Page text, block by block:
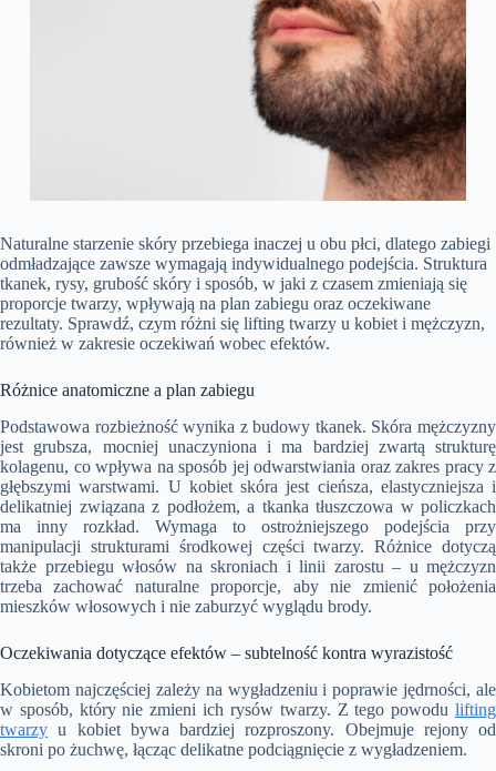
Naturalne starzenie skóry przebiega inaczej u obu płci, dlatego zabiegi
odmładzające zawsze wymagają indywidualnego podejścia. Struktura
tkanek, rysy, grubość skóry i sposób, w jaki z czasem zmieniają się
proporcje twarzy, wpływają na plan zabiegu oraz oczekiwane
rezultaty. Sprawdź, czym różni się lifting twarzy u kobiet i mężczyzn,
również w zakresie oczekiwań wobec efektów.
Różnice anatomiczne a plan zabiegu
Podstawowa rozbieżność wynika z budowy tkanek. Skóra mężczyzny
jest grubsza, mocniej unaczyniona i ma bardziej zwartą strukturę
kolagenu, co wpływa na sposób jej odwarstwiania oraz zakres pracy z
głębszymi warstwami. U kobiet skóra jest cieńsza, elastyczniejsza i
delikatniej związana z podłożem, a tkanka tłuszczowa w policzkach
ma inny rozkład. Wymaga to ostrożniejszego podejścia przy
manipulacji strukturami środkowej części twarzy. Różnice dotyczą
także przebiegu włosów na skroniach i linii zarostu – u mężczyzn
trzeba zachować naturalne proporcje, aby nie zmienić położenia
mieszków włosowych i nie zaburzyć wyglądu brody.
Oczekiwania dotyczące efektów – subtelność kontra wyrazistość
Kobietom najczęściej zależy na wygładzeniu i poprawie jędrności, ale
w sposób, który nie zmieni ich rysów twarzy. Z tego powodu lifting
twarzy u kobiet bywa bardziej rozproszony. Obejmuje rejony od
skroni po żuchwę, łącząc delikatne podciągnięcie z wygładzeniem.